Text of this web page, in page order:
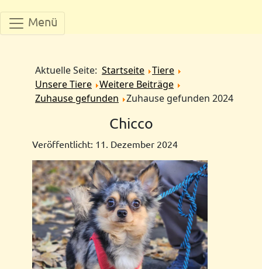
Menü
Aktuelle Seite: Startseite Tiere
Unsere Tiere Weitere Beiträge
Zuhause gefunden
Zuhause gefunden 2024
Chicco
Veröffentlicht: 11. Dezember 2024